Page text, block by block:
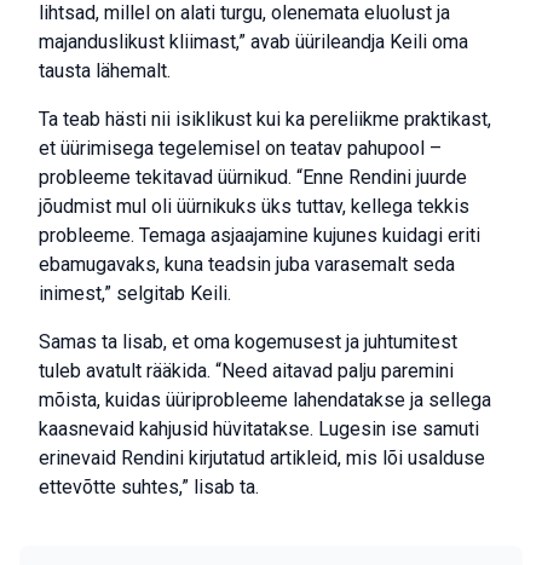
lihtsad, millel on alati turgu, olenemata eluolust ja
majanduslikust kliimast,” avab üürileandja Keili oma
tausta lähemalt.
Ta teab hästi nii isiklikust kui ka pereliikme praktikast,
et üürimisega tegelemisel on teatav pahupool –
probleeme tekitavad üürnikud. “Enne Rendini juurde
jõudmist mul oli üürnikuks üks tuttav, kellega tekkis
probleeme. Temaga asjaajamine kujunes kuidagi eriti
ebamugavaks, kuna teadsin juba varasemalt seda
inimest,” selgitab Keili.
Samas ta lisab, et oma kogemusest ja juhtumitest
tuleb avatult rääkida. “Need aitavad palju paremini
mõista, kuidas üüriprobleeme lahendatakse ja sellega
kaasnevaid kahjusid hüvitatakse. Lugesin ise samuti
erinevaid Rendini kirjutatud artikleid, mis lõi usalduse
ettevõtte suhtes,” lisab ta.